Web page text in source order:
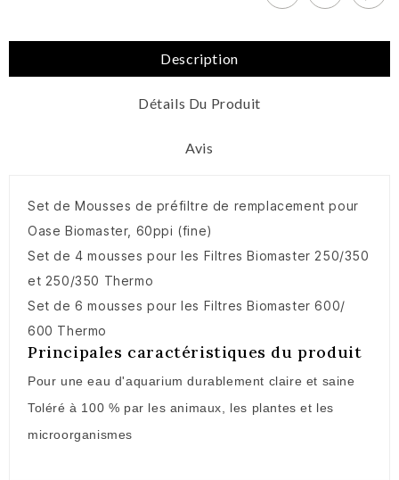
Description
Détails Du Produit
Avis
Set de Mousses de préfiltre de remplacement pour
Oase Biomaster, 60ppi (fine)
Set de 4 mousses pour les Filtres Biomaster 250/350
et 250/350 Thermo
Set de 6 mousses pour les Filtres Biomaster 600/
600 Thermo
Principales caractéristiques du produit
Pour une eau d'aquarium durablement claire et saine
Toléré à 100 % par les animaux, les plantes et les
microorganismes